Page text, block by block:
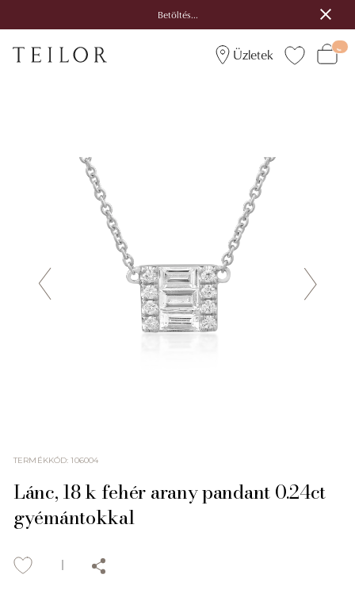
Betöltés...
Üzletek
TERMÉKKÓD:106004
Lánc, 18 k fehér arany pandant 0.24ct
gyémántokkal